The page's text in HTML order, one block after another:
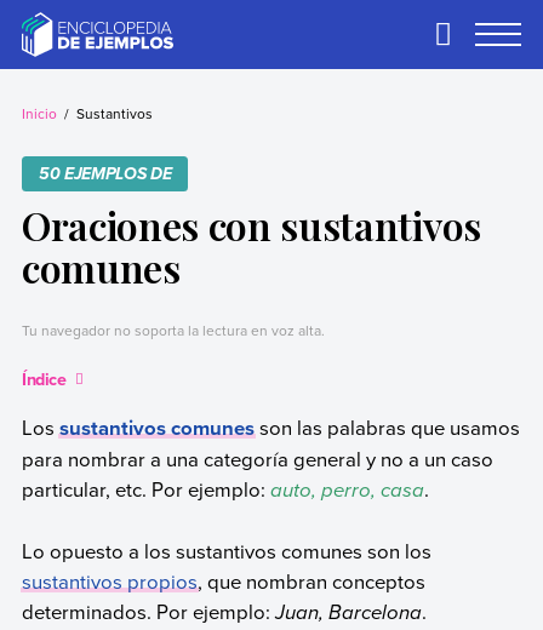
contentEjemplos
Necesitas ejemplos.
Primary
Inicio Sustantivos
50 EJEMPLOS DE
Oraciones con sustantivos
comunes
Tu navegador no soporta la lectura en voz alta.
Índice
Lossustantivos comunesson las palabras que usamos
para nombrar a una categoría general y no a un caso
particular, etc. Por ejemplo: auto, perro, casa.
Lo opuesto a los sustantivos comunes son los
sustantivos propios, que nombran conceptos
determinados. Por ejemplo:Juan, Barcelona.